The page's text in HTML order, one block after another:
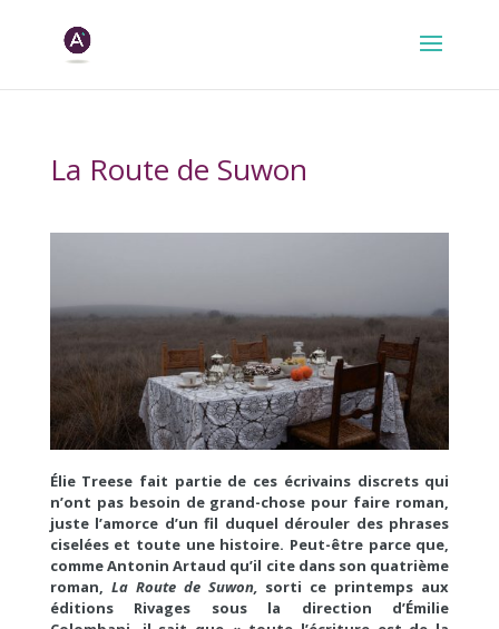
La Route de Suwon
Élie Treese fait partie de ces écrivains discrets qui
n’ont pas besoin de grand-chose pour faire roman,
juste l’amorce d’un fil duquel dérouler des phrases
ciselées et toute une histoire. Peut-être parce que,
comme Antonin Artaud qu’il cite dans son quatrième
roman, La Route de Suwon, sorti ce printemps aux
éditions Rivages sous la direction d’Émilie